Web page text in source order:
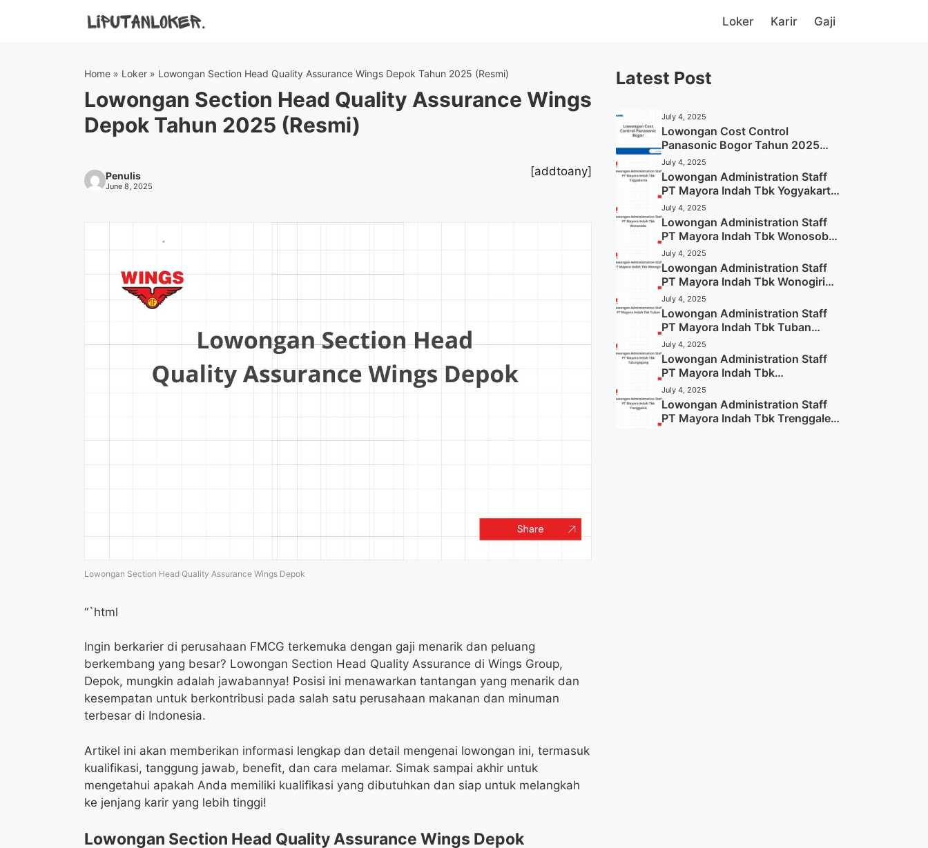
Loker Karir Gaji
Home » Loker » Lowongan Section Head Quality Assurance Wings Depok Tahun 2025 (Resmi)
Lowongan Section Head Quality Assurance Wings
Depok Tahun 2025 (Resmi)
Penulis
June 8, 2025
[addtoany]
Lowongan Section Head Quality Assurance Wings Depok
“`html
Ingin berkarier di perusahaan FMCG terkemuka dengan gaji menarik dan peluang
berkembang yang besar? Lowongan Section Head Quality Assurance di Wings Group,
Depok, mungkin adalah jawabannya! Posisi ini menawarkan tantangan yang menarik dan
kesempatan untuk berkontribusi pada salah satu perusahaan makanan dan minuman
terbesar di Indonesia.
Artikel ini akan memberikan informasi lengkap dan detail mengenai lowongan ini, termasuk
kualifikasi, tanggung jawab, benefit, dan cara melamar. Simak sampai akhir untuk
mengetahui apakah Anda memiliki kualifikasi yang dibutuhkan dan siap untuk melangkah
ke jenjang karir yang lebih tinggi!
Lowongan Section Head Quality Assurance Wings Depok
Latest Post
July 4, 2025
Lowongan Cost Control
Panasonic Bogor Tahun 2025
(Lamar Sekarang)
July 4, 2025
Lowongan Administration Staff
PT Mayora Indah Tbk Yogyakarta
Tahun 2025
July 4, 2025
Lowongan Administration Staff
PT Mayora Indah Tbk Wonosobo
Tahun 2025 (Lamar Sekarang)
July 4, 2025
Lowongan Administration Staff
PT Mayora Indah Tbk Wonogiri
Tahun 2025 (Apply Now)
July 4, 2025
Lowongan Administration Staff
PT Mayora Indah Tbk Tuban
Tahun 2025 (Resmi)
July 4, 2025
Lowongan Administration Staff
PT Mayora Indah Tbk
Tulungagung Tahun 2025 (Lamar
Sekarang)
July 4, 2025
Lowongan Administration Staff
PT Mayora Indah Tbk Trenggalek